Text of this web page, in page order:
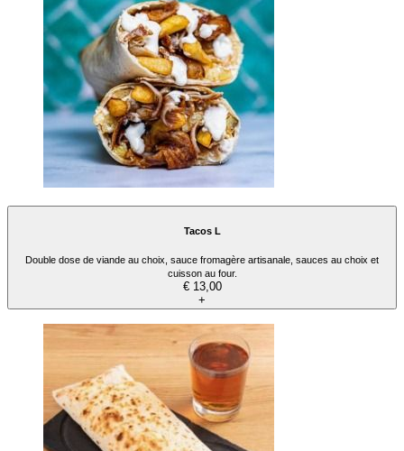
Tacos L
Double dose de viande au choix, sauce fromagère artisanale, sauces au choix et
cuisson au four.
€ 13,00
+